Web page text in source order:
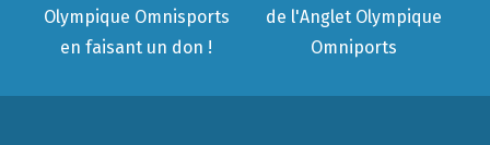
Olympique Omnisports
en faisant un don !
de l'Anglet Olympique
Omniports